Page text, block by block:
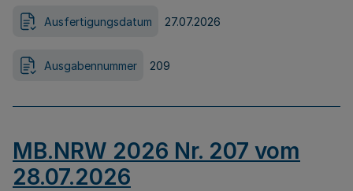
Ausfertigungsdatum 27.07.2026
Ausgabennummer 209
MB.NRW 2026 Nr. 207 vom
28.07.2026